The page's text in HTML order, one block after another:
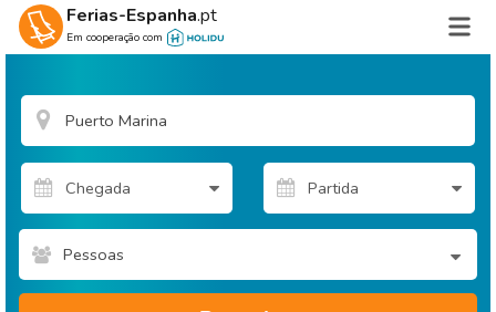
Ferias-Espanha.pt
Em cooperação com
Pessoas